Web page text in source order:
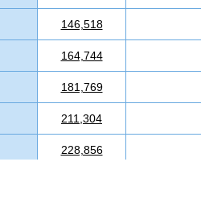
146,518
164,744
181,769
211,304
228,856